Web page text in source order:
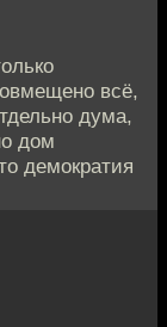
всё,
дума,
дом
демократия